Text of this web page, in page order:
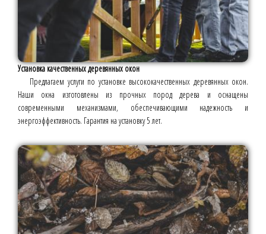
Установка качественных деревянных окон
Предлагаем услуги по установке высококачественных деревянных окон.
Наши окна изготовлены из прочных пород дерева и оснащены
современными механизмами, обеспечивающими надежность и
энергоэффективность. Гарантия на установку 5 лет.